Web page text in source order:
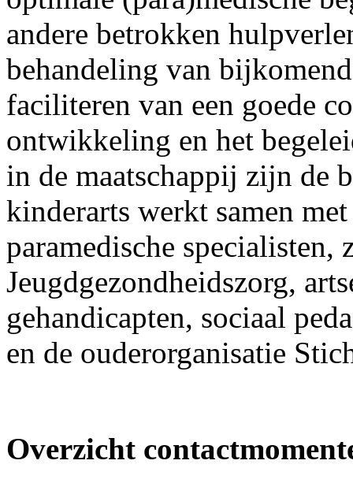
andere betrokken
behandeling van
faciliteren van een goede
ontwikkeling en het
in de maatschappij zijn de
kinderarts werkt samen
paramedische specialisten,
Jeugdgezondheidszorg,
gehandicapten, sociaal
en de ouderorganisatie
Overzicht